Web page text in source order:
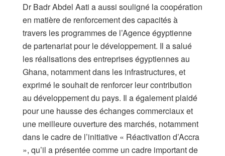
Dr Badr Abdel Aati a aussi souligné la coopération
en matière de renforcement des capacités à
travers les programmes de l’Agence égyptienne
de partenariat pour le développement. Il a salué
les réalisations des entreprises égyptiennes au
Ghana, notamment dans les infrastructures, et
exprimé le souhait de renforcer leur contribution
au développement du pays. Il a également plaidé
pour une hausse des échanges commerciaux et
une meilleure ouverture des marchés, notamment
dans le cadre de l’initiative « Réactivation d’Accra
», qu’il a présentée comme un cadre important de